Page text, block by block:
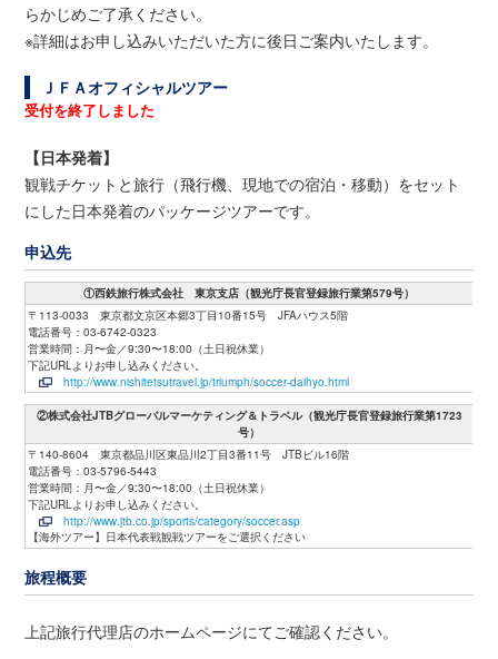
らかじめご了承ください。
※詳細はお申し込みいただいた方に後日ご案内いたします。
ＪＦＡオフィシャルツアー
受付を終了しました
【日本発着】
観戦チケットと旅行（飛行機、現地での宿泊・移動）をセット
にした日本発着のパッケージツアーです。
申込先
①西鉄旅行株式会社 東京支店（観光庁長官登録旅行業第579号）
〒113-0033 東京都文京区本郷3丁目10番15号 JFAハウス5階
電話番号：03-6742-0323
営業時間：月〜金／9:30〜18:00（土日祝休業）
下記URLよりお申し込みください。
http://www.nishitetsutravel.jp/triumph/soccer-daihyo.html
②株式会社JTBグローバルマーケティング＆トラベル（観光庁長官登録旅行業第1723
号）
〒140-8604 東京都品川区東品川2丁目3番11号 JTBビル16階
電話番号：03-5796-5443
営業時間：月〜金／9:30〜18:00（土日祝休業）
下記URLよりお申し込みください。
http://www.jtb.co.jp/sports/category/soccer.asp
【海外ツアー】日本代表戦観戦ツアーをご選択ください
旅程概要
上記旅行代理店のホームページにてご確認ください。